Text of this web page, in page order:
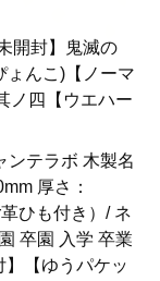
開封】鬼滅の
んこ)【ノーマ
ノ四【ウエハー
ンテラボ 木製名
厚さ：
ひも付き）/ ネ
卒園 入学 卒業
【ゆうパケッ